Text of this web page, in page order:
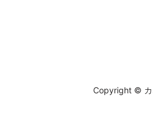
Copyright © カ